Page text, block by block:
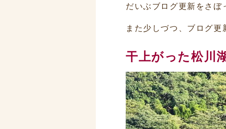
だいぶブログ更新をさぼ
また少しづつ、ブログ更
干上がった松川